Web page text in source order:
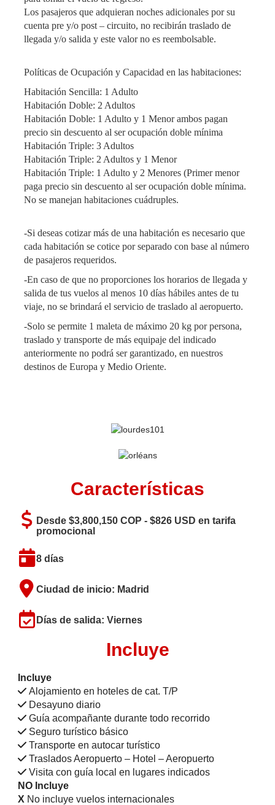
Los pasajeros que adquieran noches adicionales por su
cuenta pre y/o post – circuito, no recibirán traslado de
llegada y/o salida y este valor no es reembolsable.
Políticas de Ocupación y Capacidad en las habitaciones:
Habitación Sencilla: 1 Adulto
Habitación Doble: 2 Adultos
Habitación Doble: 1 Adulto y 1 Menor ambos pagan
precio sin descuento al ser ocupación doble mínima
Habitación Triple: 3 Adultos
Habitación Triple: 2 Adultos y 1 Menor
Habitación Triple: 1 Adulto y 2 Menores (Primer menor
paga precio sin descuento al ser ocupación doble mínima.
No se manejan habitaciones cuádruples.
-Si deseas cotizar más de una habitación es necesario que
cada habitación se cotice por separado con base al número
de pasajeros requeridos.
-En caso de que no proporciones los horarios de llegada y
salida de tus vuelos al menos 10 días hábiles antes de tu
viaje, no se brindará el servicio de traslado al aeropuerto.
-Solo se permite 1 maleta de máximo 20 kg por persona,
traslado y transporte de más equipaje del indicado
anteriormente no podrá ser garantizado, en nuestros
destinos de Europa y Medio Oriente.
Características
Desde $3,800,150 COP - $826 USD en tarifa
promocional
8 días
Ciudad de inicio: Madrid
Días de salida: Viernes
Incluye
Incluye
Alojamiento en hoteles de cat. T/P
Desayuno diario
Guía acompañante durante todo recorrido
Seguro turístico básico
Transporte en autocar turístico
Traslados Aeropuerto – Hotel – Aeropuerto
Visita con guía local en lugares indicados
NO Incluye
X No incluye vuelos internacionales